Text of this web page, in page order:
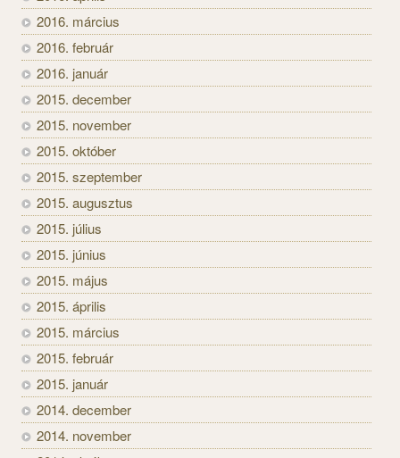
2016. március
2016. február
2016. január
2015. december
2015. november
2015. október
2015. szeptember
2015. augusztus
2015. július
2015. június
2015. május
2015. április
2015. március
2015. február
2015. január
2014. december
2014. november